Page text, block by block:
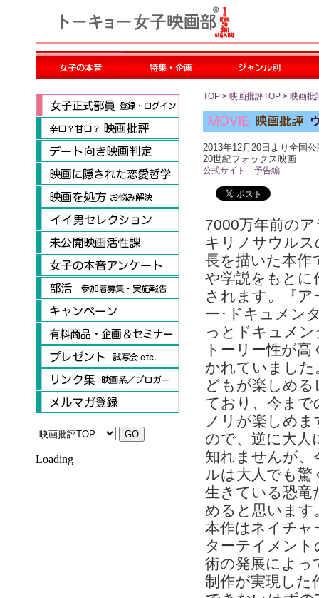
Loading
TOP > 映画批評TOP > 映画批
2013年12月20日より全国公
20世紀フォックス映画
公式サイト 予告編
7000万年前の
キリノサウル
長を描いた本作
や学説をもとに
されます。『
ー･ドキュメン
っとドキュメ
トーリー性が
かれていまし
どもが楽しめ
ており、今ま
ノリが楽しめ
ので、逆に大人
知れませんが、
ルは大人でも
生きている恐竜
めると思います
本作はネイチャ
ターテイメント
術の発展によっ
制作が実現した